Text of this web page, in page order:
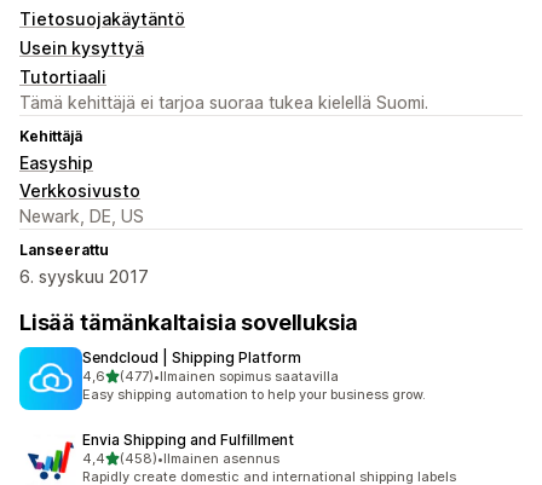
Tietosuojakäytäntö
Usein kysyttyä
Tutortiaali
Tämä kehittäjä ei tarjoa suoraa tukea kielellä Suomi.
Kehittäjä
Easyship
Verkkosivusto
Newark, DE, US
Lanseerattu
6. syyskuu 2017
Lisää tämänkaltaisia sovelluksia
Sendcloud | Shipping Platform
4,6/ 5 tähteä
(477)
477 arvostelua yhteensä
•Ilmainen sopimus saatavilla
Easy shipping automation to help your business grow.
Envia Shipping and Fulfillment
4,4/ 5 tähteä
(458)
458 arvostelua yhteensä
•Ilmainen asennus
Rapidly create domestic and international shipping labels